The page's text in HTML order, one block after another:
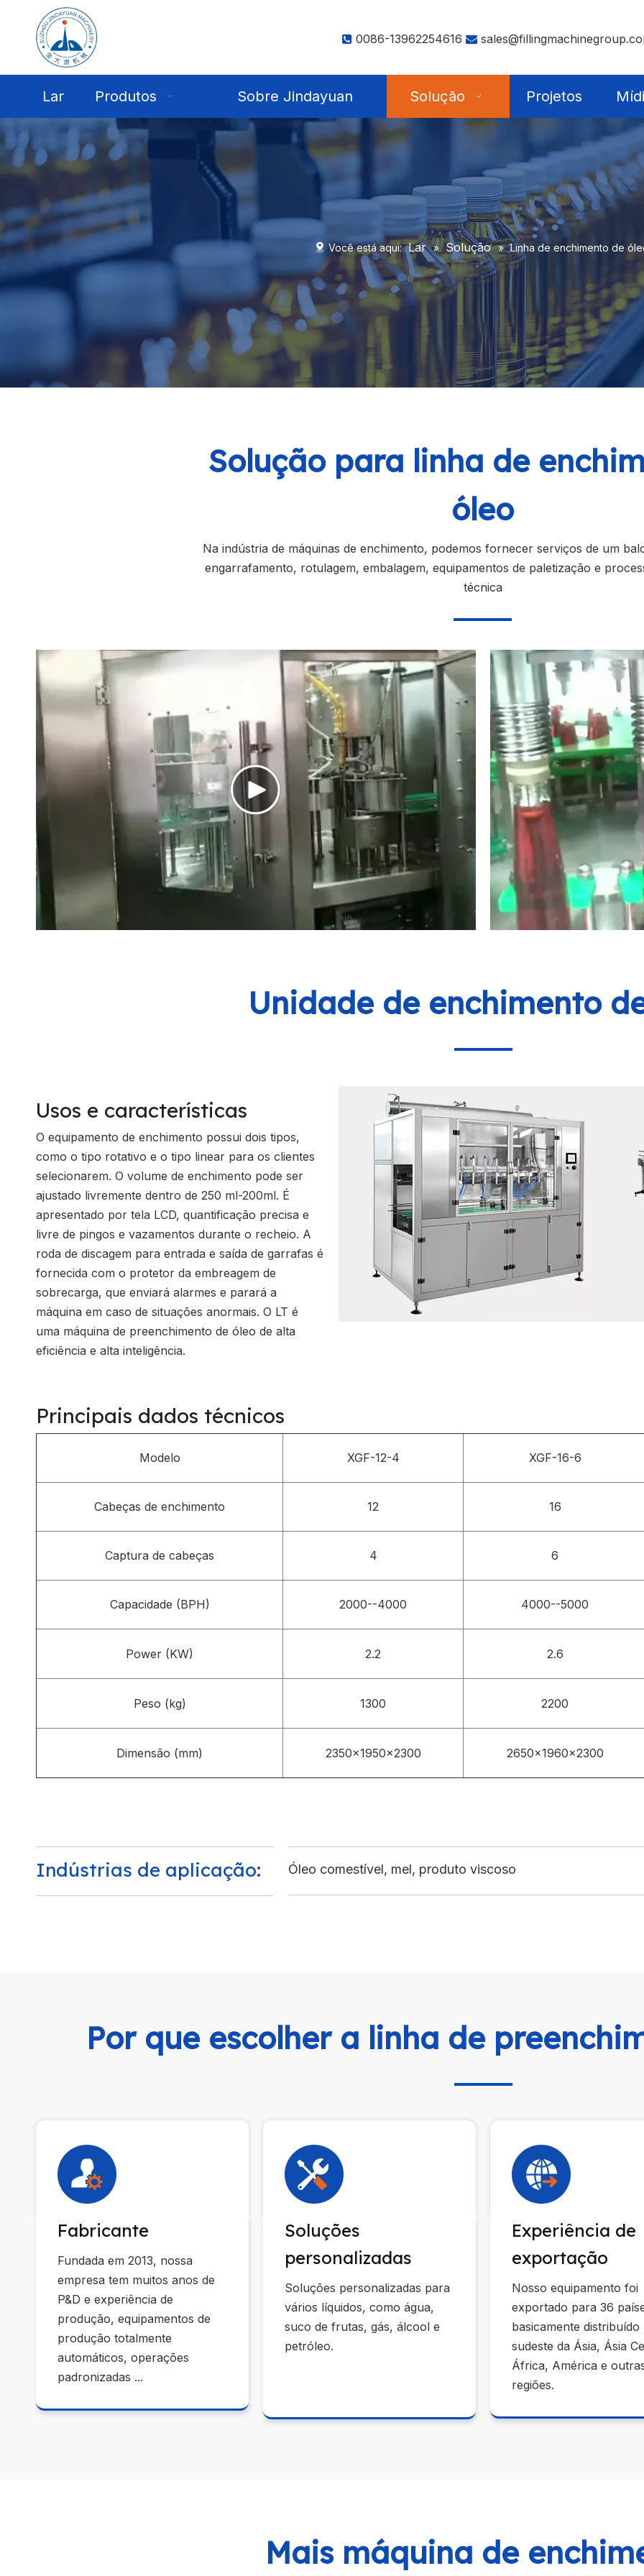
0086-13962254616 
Lar Produtos Sobre Jindayuan Solução Projetos
Você está aqui: Lar » Solução » Linha de enchimento de
Solução para linha de
óleo
Na indústria de máquinas de enchimento, podemos fornecer serviços de um
engarrafamento, rotulagem, embalagem, equipamentos de paletização e
técnica
Unidade de enchimento
Usos e características
O equipamento de enchimento possui dois tipos,
como o tipo rotativo e o tipo linear para os clientes
selecionarem. O volume de enchimento pode ser
ajustado livremente dentro de 250 ml-200ml. É
apresentado por tela LCD, quantificação precisa e
livre de pingos e vazamentos durante o recheio. A
roda de discagem para entrada e saída de garrafas é
fornecida com o protetor da embreagem de
sobrecarga, que enviará alarmes e parará a
máquina em caso de situações anormais. O LT é
uma máquina de preenchimento de óleo de alta
eficiência e alta inteligência.
Principais dados técnicos
Modelo XGF-12-4 XGF-16-6
Cabeças de enchimento 12 16
Captura de cabeças 4 6
Capacidade (BPH) 2000--4000 4000--5000
Power (KW) 2.2 2.6
Peso (kg) 1300 2200
Dimensão (mm) 2350x1950x2300 2650x1960x2300
Indústrias de aplicação: Óleo comestível, mel, produto viscoso
Por que escolher a linha de
Fabricante
Fundada em 2013, nossa
empresa tem muitos anos de
P&D e experiência de
produção, equipamentos de
produção totalmente
automáticos, operações
padronizadas ...
Soluções
personalizadas
Soluções personalizadas para
vários líquidos, como água,
suco de frutas, gás, álcool e
petróleo.
Experiência de
exportação
Nosso equipamento foi
exportado para 36
basicamente distribuído
sudeste da Ásia, Ásia
África, América e
regiões.
Mais máquina de